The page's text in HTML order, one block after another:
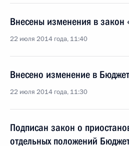
Внесены изменения в закон
22 июля 2014 года, 11:40
Внесено изменение в
22 июля 2014 года, 11:30
Подписан закон о
отдельных положений